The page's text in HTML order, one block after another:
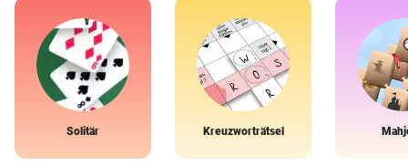
Solitär Kreuzworträtsel